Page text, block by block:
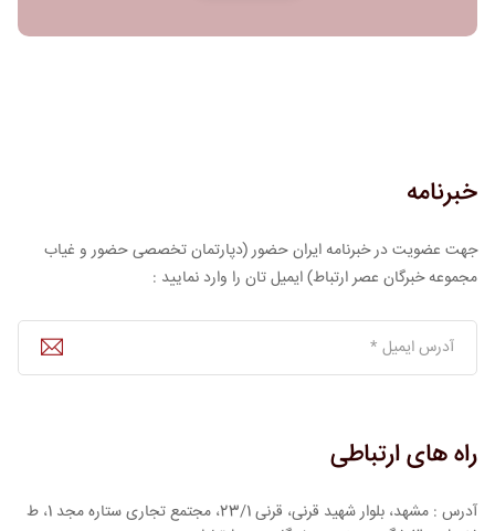
خبرنامه
جهت عضویت در خبرنامه ایران حضور (دپارتمان تخصصی حضور و غیاب
مجموعه خبرگان عصر ارتباط) ایمیل تان را وارد نمایید :
راه های ارتباطی
آدرس : مشهد، بلوار شهید قرنی، قرنی 23/1، مجتمع تجاری ستاره مجد 1، ط